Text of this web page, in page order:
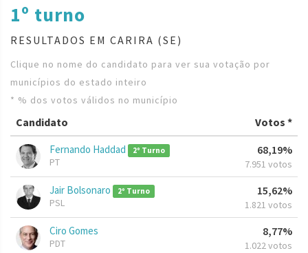
1º turno
RESULTADOS EM CARIRA (SE)
Clique no nome do candidato para ver sua votação por
municípios do estado inteiro
* % dos votos válidos no município
Candidato Votos *
Fernando Haddad 2º Turno
PT
68,19%
7.951 votos
Jair Bolsonaro 2º Turno
PSL
15,62%
1.821 votos
Ciro Gomes
PDT
8,77%
1.022 votos